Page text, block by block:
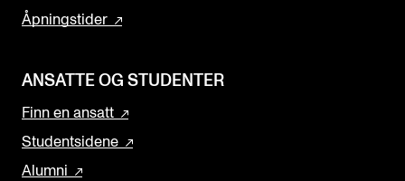
Åpningstider
ANSATTE OG STUDENTER
Finn en ansatt
Studentsidene
Alumni